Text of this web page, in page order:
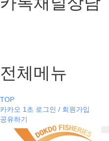
전체메뉴
TOP
카카오 1초 로그인 / 회원가입
공유하기